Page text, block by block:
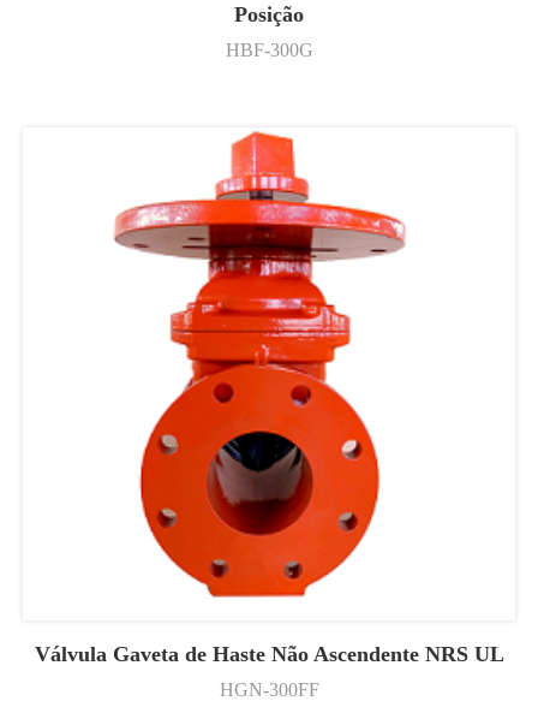
Posição
HBF-300G
Válvula Gaveta de Haste Não Ascendente NRS UL
HGN-300FF